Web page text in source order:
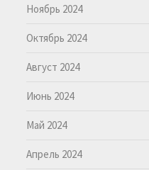
Ноябрь 2024
Октябрь 2024
Август 2024
Июнь 2024
Май 2024
Апрель 2024